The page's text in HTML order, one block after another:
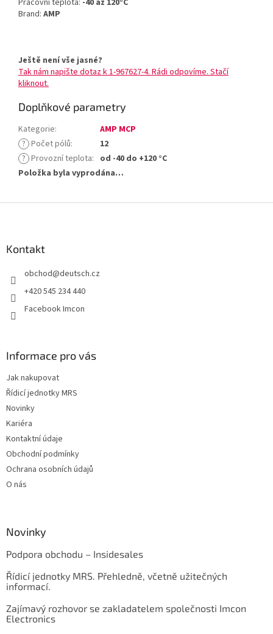
Pracovní teplota: -40 až 120°C
Brand: AMP
Ještě není vše jasné?
Tak nám napište dotaz k 1-967627-4. Rádi odpovíme. Stačí
kliknout.
Doplňkové parametry
Kategorie:
AMP MCP
? Počet pólů:
12
? Provozní teplota: od -40 do +120 °C
Položka byla vyprodána…
Kontakt
obchod@deutsch.cz
+420 545 234 440
Facebook Imcon
Informace pro vás
Jak nakupovat
Řídicí jednotky MRS
Novinky
Kariéra
Kontaktní údaje
Obchodní podmínky
Ochrana osobních údajů
O nás
Novinky
Podpora obchodu – Insidesales
Řídicí jednotky MRS. Přehledně, včetně užitečných
informací.
Zajímavý rozhovor se zakladatelem společnosti Imcon
Electronics